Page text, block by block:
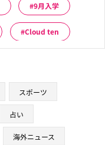
9月入学
Cloud ten
スポーツ
占い
海外ニュース